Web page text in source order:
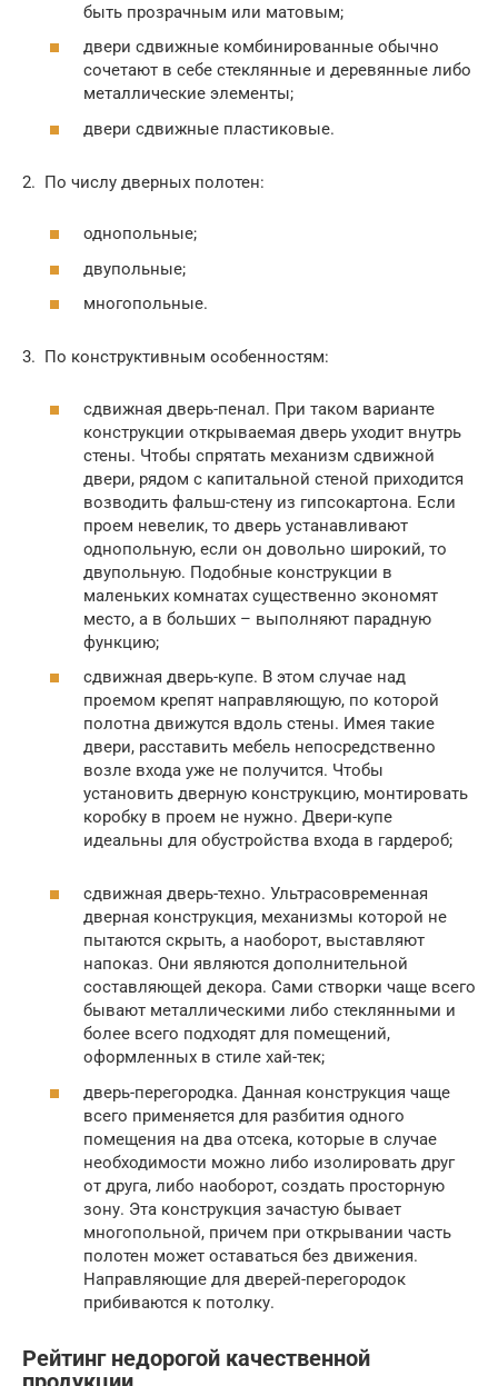
быть прозрачным или матовым;
двери сдвижные комбинированные обычно
сочетают в себе стеклянные и деревянные либо
металлические элементы;
двери сдвижные пластиковые.
2. По числу дверных полотен:
однопольные;
двупольные;
многопольные.
3. По конструктивным особенностям:
сдвижная дверь-пенал. При таком варианте
конструкции открываемая дверь уходит внутрь
стены. Чтобы спрятать механизм сдвижной
двери, рядом с капитальной стеной приходится
возводить фальш-стену из гипсокартона. Если
проем невелик, то дверь устанавливают
однопольную, если он довольно широкий, то
двупольную. Подобные конструкции в
маленьких комнатах существенно экономят
место, а в больших – выполняют парадную
функцию;
сдвижная дверь-купе. В этом случае над
проемом крепят направляющую, по которой
полотна движутся вдоль стены. Имея такие
двери, расставить мебель непосредственно
возле входа уже не получится. Чтобы
установить дверную конструкцию, монтировать
коробку в проем не нужно. Двери-купе
идеальны для обустройства входа в гардероб;
сдвижная дверь-техно. Ультрасовременная
дверная конструкция, механизмы которой не
пытаются скрыть, а наоборот, выставляют
напоказ. Они являются дополнительной
составляющей декора. Сами створки чаще всего
бывают металлическими либо стеклянными и
более всего подходят для помещений,
оформленных в стиле хай-тек;
дверь-перегородка. Данная конструкция чаще
всего применяется для разбития одного
помещения на два отсека, которые в случае
необходимости можно либо изолировать друг
от друга, либо наоборот, создать просторную
зону. Эта конструкция зачастую бывает
многопольной, причем при открывании часть
полотен может оставаться без движения.
Направляющие для дверей-перегородок
прибиваются к потолку.
Рейтинг недорогой качественной